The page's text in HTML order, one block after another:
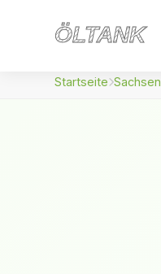
ÖLTANK
ÖLTANK
Startseite Sachsen